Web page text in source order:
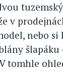
v
nebo si
šlapáku
tomhle